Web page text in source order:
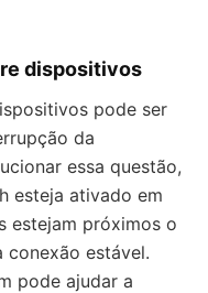
dispositivos
pode ser
da
essa questão,
esteja ativado em
estejam próximos o
conexão estável.
pode ajudar a